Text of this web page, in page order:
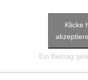
Ein Beitrag
Klicke